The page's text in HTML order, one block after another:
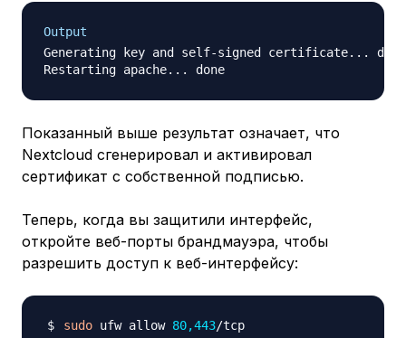
Output
Generating key and self-signed certificate... done
Показанный выше результат означает, что
Nextcloud сгенерировал и активировал
сертификат с собственной подписью.
Теперь, когда вы защитили интерфейс,
откройте веб-порты брандмауэра, чтобы
разрешить доступ к веб-интерфейсу:
sudo ufw allow 80,443